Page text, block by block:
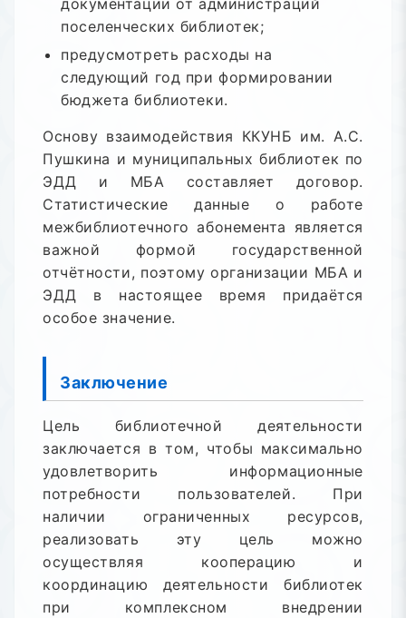
документации от администраций
поселенческих библиотек;
предусмотреть расходы на
следующий год при формировании
бюджета библиотеки.
Основу взаимодействия ККУНБ им. А.С.
Пушкина и муниципальных библиотек по
ЭДД и МБА составляет договор.
Статистические данные о работе
межбиблиотечного абонемента является
важной формой государственной
отчётности, поэтому организации МБА и
ЭДД в настоящее время придаётся
особое значение.
Заключение
Цель библиотечной деятельности
заключается в том, чтобы максимально
удовлетворить информационные
потребности пользователей. При
наличии ограниченных ресурсов,
реализовать эту цель можно
осуществляя кооперацию и
координацию деятельности библиотек
при комплексном внедрении